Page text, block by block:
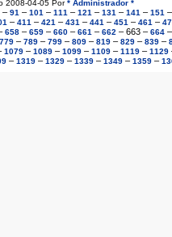
2008-04-05 Por* Administrador *
– 91 – 101 – 111 – 121 – 131 – 141 – 151
– 411 – 421 – 431 – 441 – 451 – 461 –
658 – 659 – 660 – 661 – 662 – 663 – 664
779– 789– 799– 809– 819– 829– 839–
1079– 1089– 1099– 1109– 1119– 1129
– 1319– 1329– 1339– 1349– 1359–